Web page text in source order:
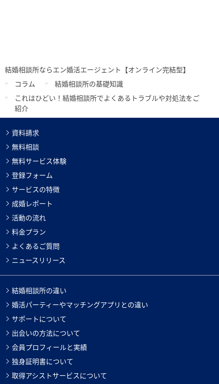
結婚相談所ならエン婚活エージェント【オンライン完結型】
コラム
結婚相談所の基礎知識
これはひどい！結婚相談所でよくあるトラブルや対処法をご
紹介
資料請求
無料相談
無料サービス体験
登録フォーム
サービスの特徴
成婚レポート
活動の流れ
料金プラン
よくあるご質問
ニュースリリース
結婚相談所の違い
婚活パーティーやマッチングアプリとの違い
サポートについて
出会いの方法について
会員プロフィールと実績
独身証明書について
取得アシストサービスについて